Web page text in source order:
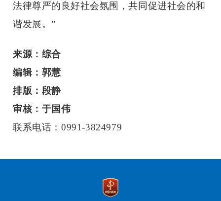
法律尊严的良好社会氛围，共同促进社会的和
谐发展。”
来源：综合
编辑：郭慧
排版：段静
审核：于国伟
联系电话：0991-3824979